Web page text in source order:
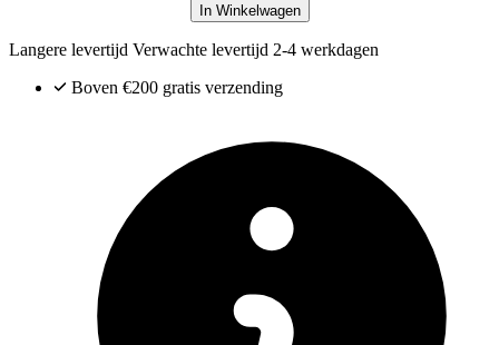
In Winkelwagen
Langere levertijd Verwachte levertijd 2-4 werkdagen
Boven €200 gratis verzending